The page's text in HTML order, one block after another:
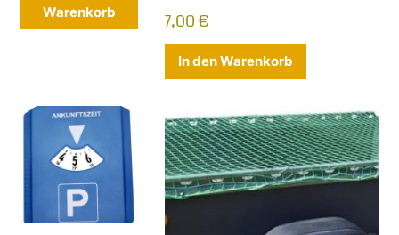
Warenkorb
7,00€
In den Warenkorb